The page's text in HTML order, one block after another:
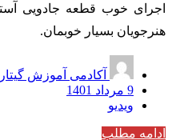
اجرای خوب قطعه جادویی
هنرجویان بسیار خوبمان.
آکادمی آموزش
9 مرداد 1401
ویدیو
ادامه مطلب